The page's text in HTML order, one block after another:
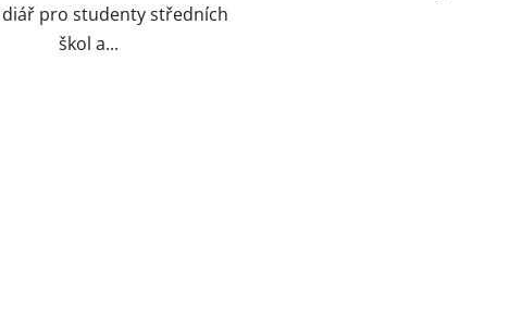
pro studenty středních
škol a...